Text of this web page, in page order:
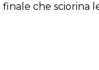
che sciorina